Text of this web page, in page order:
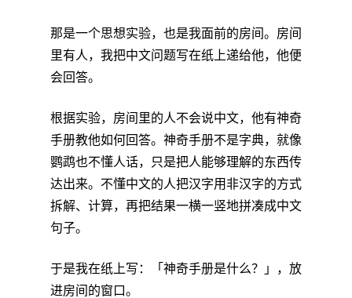
那是一个思想实验，也是我面前的房间。房间
里有人，我把中文问题写在纸上递给他，他便
会回答。
根据实验，房间里的人不会说中文，他有神奇
手册教他如何回答。神奇手册不是字典，就像
鹦鹉也不懂人话，只是把人能够理解的东西传
达出来。不懂中文的人把汉字用非汉字的方式
拆解、计算，再把结果一横一竖地拼凑成中文
句子。
于是我在纸上写：「神奇手册是什么？」，放
进房间的窗口。